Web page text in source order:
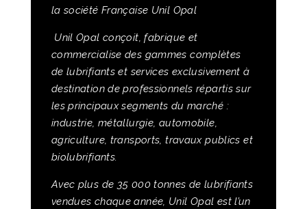
la société Française Unil Opal
Unil Opal conçoit, fabrique et
commercialise des gammes complètes
de lubrifiants et services exclusivement à
destination de professionnels répartis sur
les principaux segments du marché :
industrie, métallurgie, automobile,
agriculture, transports, travaux publics et
biolubrifiants.
Avec plus de 35 000 tonnes de lubrifiants
vendues chaque année, Unil Opal est l’un